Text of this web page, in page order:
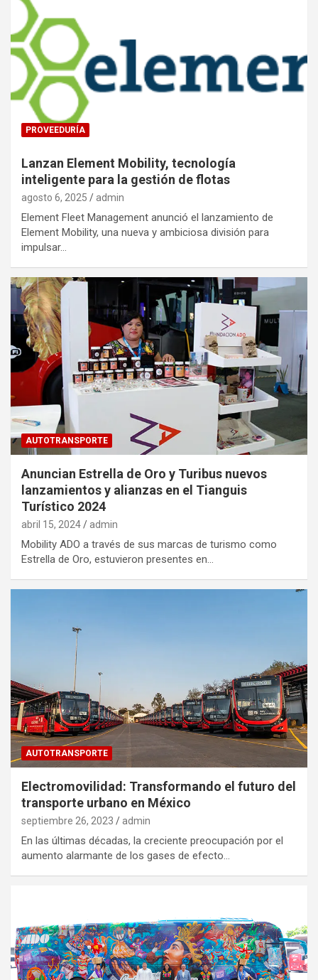
PROVEEDURÍA
Lanzan Element Mobility, tecnología
inteligente para la gestión de flotas
agosto 6, 2025 admin
Element Fleet Management anunció el lanzamiento de
Element Mobility, una nueva y ambiciosa división para
impulsar…
AUTOTRANSPORTE
Anuncian Estrella de Oro y Turibus nuevos
lanzamientos y alianzas en el Tianguis
Turístico 2024
abril 15, 2024 admin
Mobility ADO a través de sus marcas de turismo como
Estrella de Oro, estuvieron presentes en…
AUTOTRANSPORTE
Electromovilidad: Transformando el futuro del
transporte urbano en México
septiembre 26, 2023 admin
En las últimas décadas, la creciente preocupación por el
aumento alarmante de los gases de efecto…